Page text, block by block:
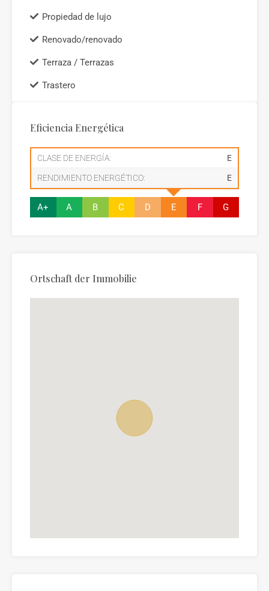
Propiedad de lujo
Renovado/renovado
Terraza / Terrazas
Trastero
Eficiencia Energética
CLASE DE ENERGÍA: E
RENDIMIENTO ENERGÉTICO: E
A+ A B C D E F G
Ortschaft der Immobilie